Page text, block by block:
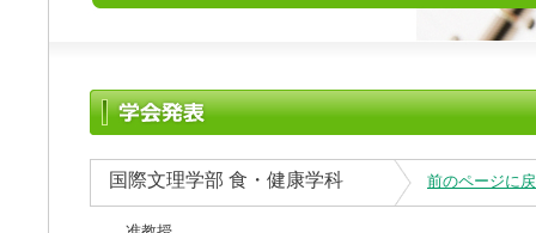
国際文理学部 食・健康学科 前のページに